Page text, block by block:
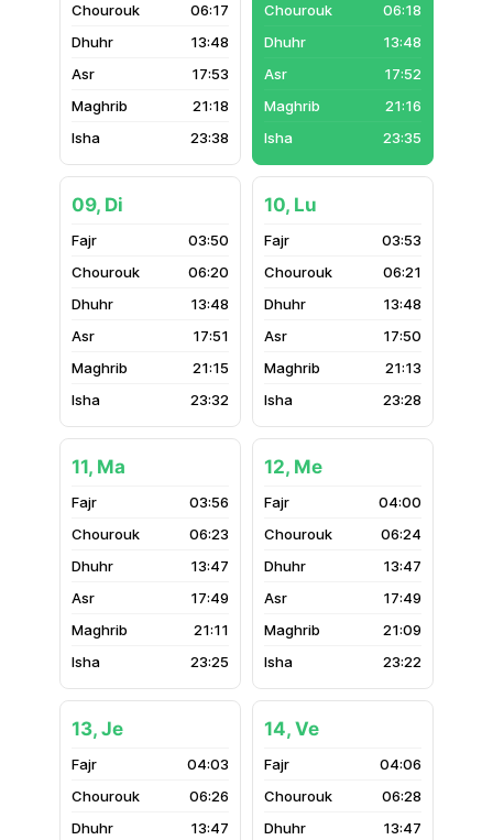
06:17
13:48
17:53
21:18
23:38
06:18
13:48
17:52
21:16
23:35
09, Di
03:50
06:20
13:48
17:51
21:15
23:32
10, Lu
03:53
06:21
13:48
17:50
21:13
23:28
11, Ma
03:56
06:23
13:47
17:49
21:11
23:25
12, Me
04:00
06:24
13:47
17:49
21:09
23:22
13, Je
04:03
06:26
13:47
14, Ve
04:06
06:28
13:47